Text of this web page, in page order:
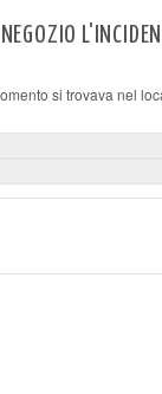
si trovava nel